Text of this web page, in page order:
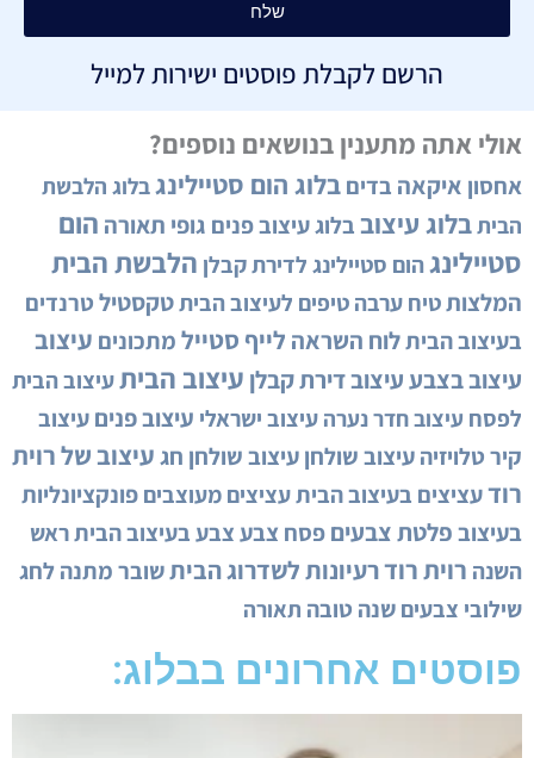
שלח
הרשם לקבלת פוסטים ישירות למייל
אולי אתה מתענין בנושאים נוספים?
אחסון איקאה בדיםבלוג הום סטיילינגבלוג הלבשת
הביתבלוג עיצוב בלוג עיצוב פנים גופי תאורה הום
סטיילינגהום סטיילינג לדירת קבלן הלבשת הבית
המלצותטיח ערבהטיפים לעיצוב הביתטקסטילטרנדים
בעיצוב הביתלוח השראה לייף סטיילמתכונים עיצוב
עיצוב בצבעעיצוב דירת קבלן עיצוב הביתעיצוב הבית
לפסח עיצוב חדר נערה עיצוב ישראלי עיצוב פניםעיצוב
קיר טלויזיהעיצוב שולחןעיצוב שולחן חגעיצוב של רוית
רודעציצים בעיצוב הביתעציצים מעוצביםפונקציונליות
בעיצובפלטת צבעיםפסח צבעצבע בעיצוב הביתראש
השנה רוית רודרעיונות לשדרוג הביתשובר מתנה לחג
שילובי צבעיםשנה טובה תאורה
פוסטים אחרונים בבלוג: